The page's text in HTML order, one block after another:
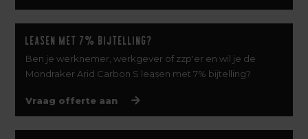
Leasen met 7% bijtelling?
Ben je werknemer, werkgever of zzp'er en wil je de
Mondraker Arid Carbon S leasen met 7% bijtelling?
Vraag offerte aan